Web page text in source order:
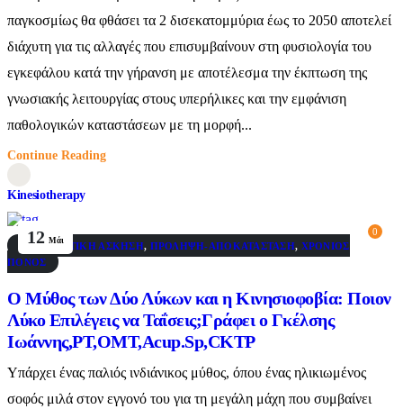
παγκοσμίως θα φθάσει τα 2 δισεκατομμύρια έως το 2050 αποτελεί
διάχυτη για τις αλλαγές που επισυμβαίνουν στη φυσιολογία του
εγκεφάλου κατά την γήρανση με αποτέλεσμα την έκπτωση της
γνωσιακής λειτουργίας στους υπερήλικες και την εμφάνιση
παθολογικών καταστάσεων με τη μορφή...
Continue Reading
Kinesiotherapy
12 Μάι
0
ΘΕΡΑΠΕΥΤΙΚΉ ΆΣΚΗΣΗ, ΠΡΌΛΗΨΗ-ΑΠΟΚΑΤΆΣΤΑΣΗ, ΧΡΌΝΙΟΣ
ΠΌΝΟΣ
Ο Μύθος των Δύο Λύκων και η Κινησιοφοβία: Ποιον
Λύκο Επιλέγεις να Ταΐσεις;Γράφει ο Γκέλσης
Ιωάννης,PT,OMT,Acup.Sp,CKTP
Υπάρχει ένας παλιός ινδιάνικος μύθος, όπου ένας ηλικιωμένος
σοφός μιλά στον εγγονό του για τη μεγάλη μάχη που συμβαίνει